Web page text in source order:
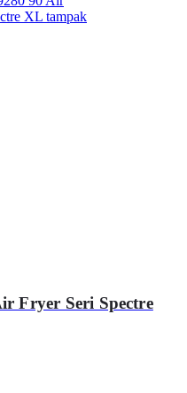
Fryer Seri Spectre